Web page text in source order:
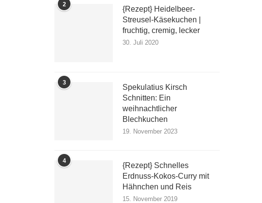
2
{Rezept} Heidelbeer-
Streusel-Käsekuchen |
fruchtig, cremig, lecker
30. Juli 2020
3
Spekulatius Kirsch
Schnitten: Ein
weihnachtlicher
Blechkuchen
19. November 2023
4
{Rezept} Schnelles
Erdnuss-Kokos-Curry mit
Hähnchen und Reis
15. November 2019